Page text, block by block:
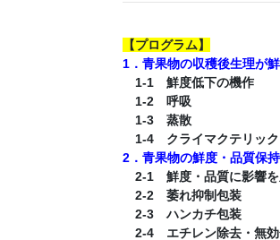
【プログラム】
1．青果物の収穫後生理が
1-1 鮮度低下の機作
1-2 呼吸
1-3 蒸散
1-4 クライマクテリック
2．青果物の鮮度・品質保
2-1 鮮度・品質に影響を
2-2 萎れ抑制包装
2-3 ハンカチ包装
2-4 エチレン除去・無